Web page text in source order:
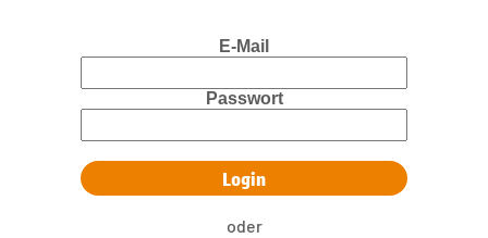
E-Mail
Passwort
oder